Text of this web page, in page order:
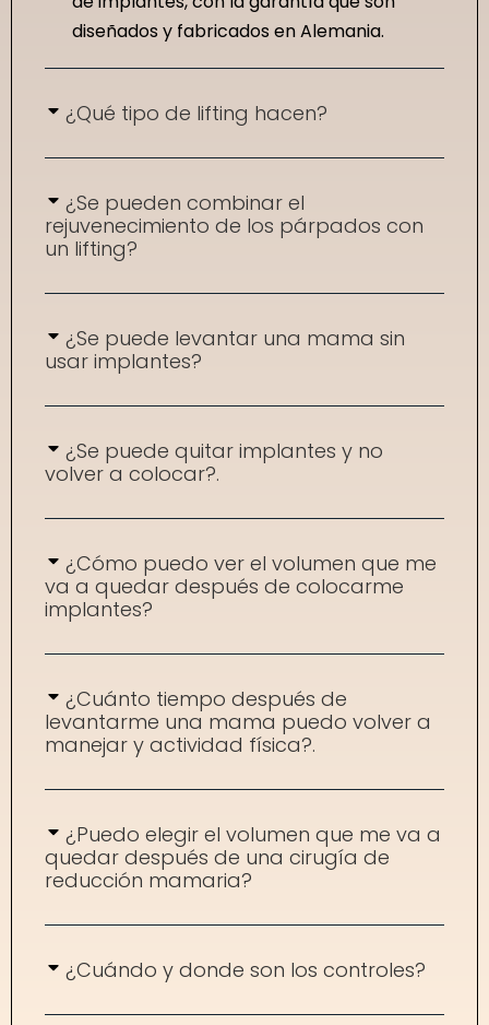
diseñados y fabricados en Alemania.
¿Qué tipo de lifting hacen?
¿Se pueden combinar el
rejuvenecimiento de los párpados con
un lifting?
¿Se puede levantar una mama sin
usar implantes?
¿Se puede quitar implantes y no
volver a colocar?.
¿Cómo puedo ver el volumen que me
va a quedar después de colocarme
implantes?
¿Cuánto tiempo después de
levantarme una mama puedo volver a
manejar y actividad física?.
¿Puedo elegir el volumen que me va a
quedar después de una cirugía de
reducción mamaria?
¿Cuándo y donde son los controles?